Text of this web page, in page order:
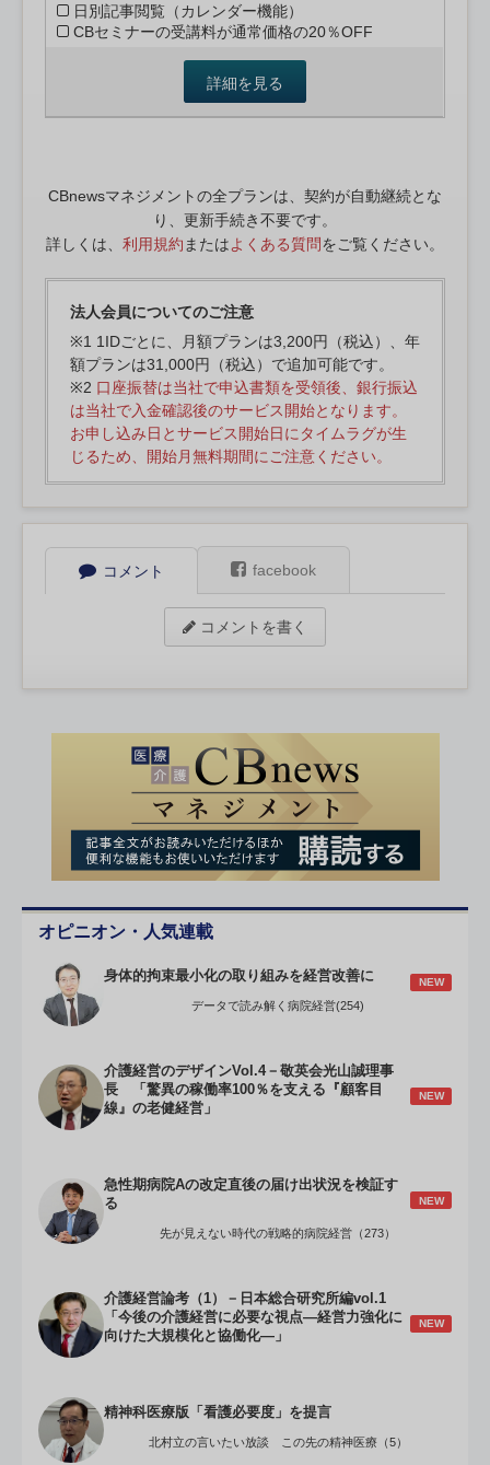
日別記事閲覧（カレンダー機能）
CBセミナーの受講料が通常価格の20％OFF
詳細を見る
CBnewsマネジメントの全プランは、契約が自動継続とな
り、更新手続き不要です。
詳しくは、 利用規約 またはよくある質問をご覧ください。
法人会員についてのご注意
※1 1IDごとに、月額プランは3,200円（税込）、年
額プランは31,000円（税込）で追加可能です。
※2 口座振替は当社で申込書類を受領後、銀行振込
は当社で入金確認後のサービス開始となります。
お申し込み日とサービス開始日にタイムラグが生
じるため、開始月無料期間にご注意ください。
コメント facebook
コメントを書く
オピニオン・人気連載
身体的拘束最小化の取り組みを経営改善に NEW
データで読み解く病院経営(254)
介護経営のデザインVol.4－敬英会光山誠理事
長 「驚異の稼働率100％を支える『顧客目
線』の老健経営」
NEW
急性期病院Aの改定直後の届け出状況を検証す
る
NEW
先が見えない時代の戦略的病院経営（273）
介護経営論考（1）－日本総合研究所編vol.1
「今後の介護経営に必要な視点―経営力強化に
向けた大規模化と協働化―」
NEW
精神科医療版「看護必要度」を提言
北村立の言いたい放談 この先の精神医療（5）